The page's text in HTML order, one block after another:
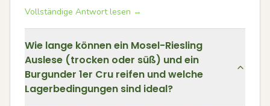
Vollständige Antwort lesen →
Wie lange können ein Mosel-Riesling
Auslese (trocken oder süß) und ein
Burgunder 1er Cru reifen und welche
Lagerbedingungen sind ideal?